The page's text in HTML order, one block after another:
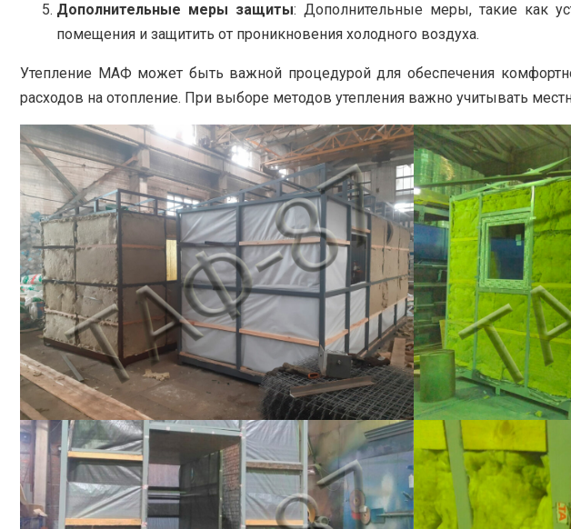
Дополнительные меры защиты: Дополнительные меры, такие как
помещения и защитить от проникновения холодного воздуха.
Утепление МАФ может быть важной процедурой для обеспечения
расходов на отопление. При выборе методов утепления важно учитывать